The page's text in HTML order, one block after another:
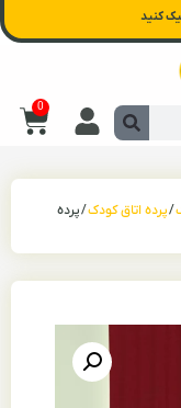
کنید
0
/پرده اتاق کودک/ پرده